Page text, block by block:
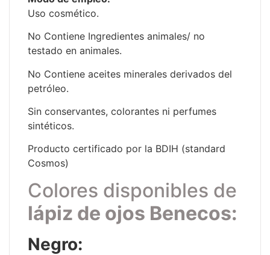
Uso cosmético.
No Contiene Ingredientes animales/ no
testado en animales.
No Contiene aceites minerales derivados del
petróleo.
Sin conservantes, colorantes ni perfumes
sintéticos.
Producto certificado por la BDIH (standard
Cosmos)
Colores disponibles de
lápiz de ojos Benecos:
Negro: